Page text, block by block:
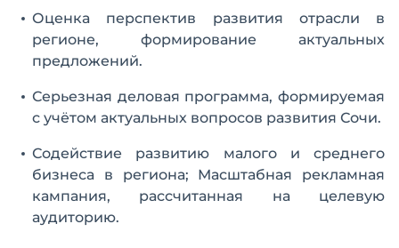
Оценка перспектив развития отрасли в
регионе, формирование актуальных
предложений.
Серьезная деловая программа, формируемая
с учётом актуальных вопросов развития Сочи.
Содействие развитию малого и среднего
бизнеса в региона; Масштабная рекламная
кампания, рассчитанная на целевую
аудиторию.